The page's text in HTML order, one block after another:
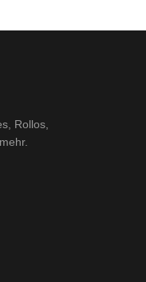
Rollos,